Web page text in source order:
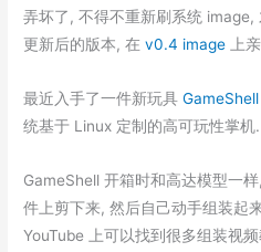
弄坏了, 不得不重新刷系统
更新后的版本, 在v0.4 image 上
最近入手了一件新玩具GameShell
统基于 Linux 定制的高可玩性掌机.
GameShell 开箱时和高达模型一
件上剪下来, 然后自己动手组装起
YouTube 上可以找到很多组装视